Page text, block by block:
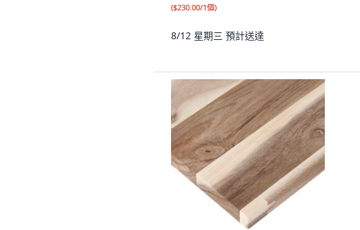
($230.00/1個)
8/12 星期三 預計送達